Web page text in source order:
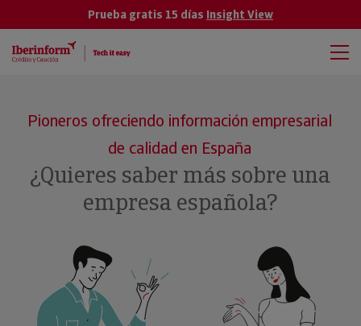
Prueba gratis 15 días Insight View
Pioneros ofreciendo información empresarial
de calidad en España
¿Quieres saber más sobre una
empresa española?